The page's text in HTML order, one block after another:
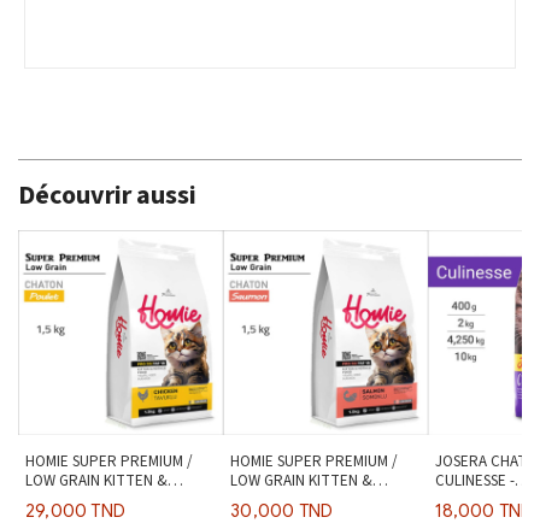
Découvrir aussi
HOMIE SUPER PREMIUM /
LOW GRAIN KITTEN &
MOTHER - Poulet 1,5kg
29,000 TND
HOMIE SUPER PREMIUM /
LOW GRAIN KITTEN &
MOTHER - Saumon 1,5kg
30,000 TND
JOSERA CHAT
CULINESSE -
400g/2kg/
18,000 TND